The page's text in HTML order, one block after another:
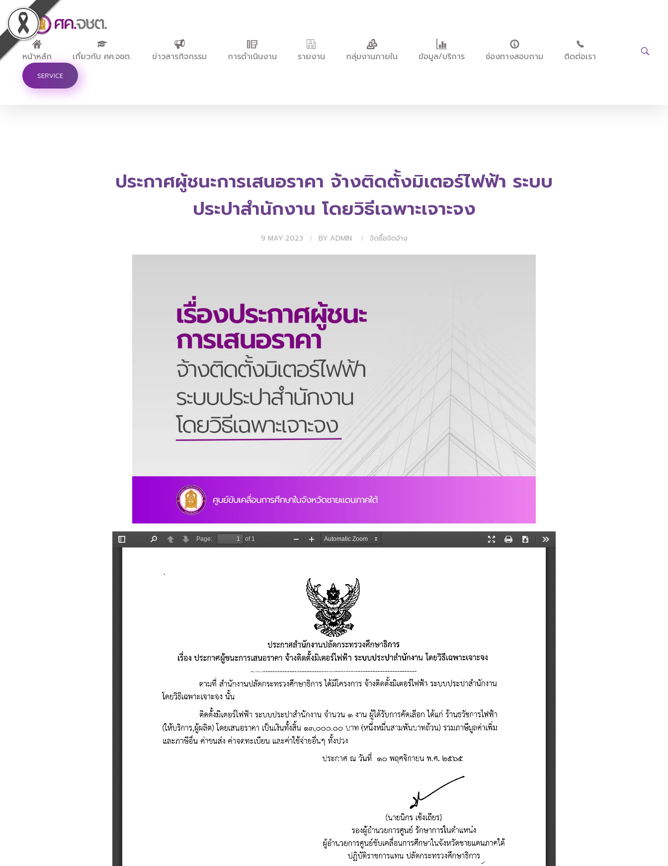
ศูนย์ขับเคลื่อนการศึกษาในจังหวัดชายแดนภาคใต้
หน้าหลัก เกี่ยวกับ ศค.จชต. ข่าวสารกิจกรรม การดำเนินงาน รายงาน กลุ่มงานภายใน ข้อมูล/บริการ ช่องทางสอบถาม ติดต่อเรา
SERVICE
ประกาศผู้ชนะการเสนอราคา จ้างติดตั้งมิเตอร์ไฟฟ้า ระบบ
ประปาสำนักงาน โดยวิธีเฉพาะเจาะจง
9 MAY 2023 BY ADMIN จัดซื้อจัดจ้าง